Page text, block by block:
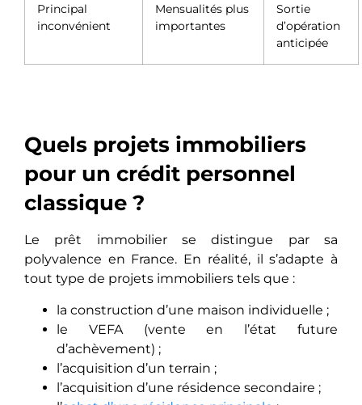
Principal
inconvénient
Mensualités plus
importantes
Sortie
d’opération
anticipée
Quels projets immobiliers
pour un crédit personnel
classique ?
Le prêt immobilier se distingue par sa
polyvalence en France. En réalité, il s’adapte à
tout type de projets immobiliers tels que :
la construction d’une maison individuelle ;
le VEFA (vente en l’état future
d’achèvement) ;
l’acquisition d’un terrain ;
l’acquisition d’une résidence secondaire ;